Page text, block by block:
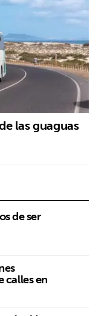
las guaguas
de ser
calles en